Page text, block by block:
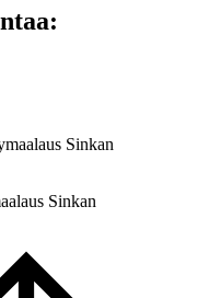
Sinkan